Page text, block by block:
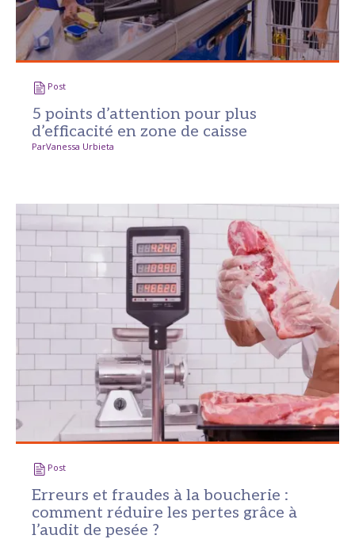
Post
5 points d’attention pour plus
d’efficacité en zone de caisse
ParVanessa Urbieta
Post
Erreurs et fraudes à la boucherie :
comment réduire les pertes grâce à
l’audit de pesée ?